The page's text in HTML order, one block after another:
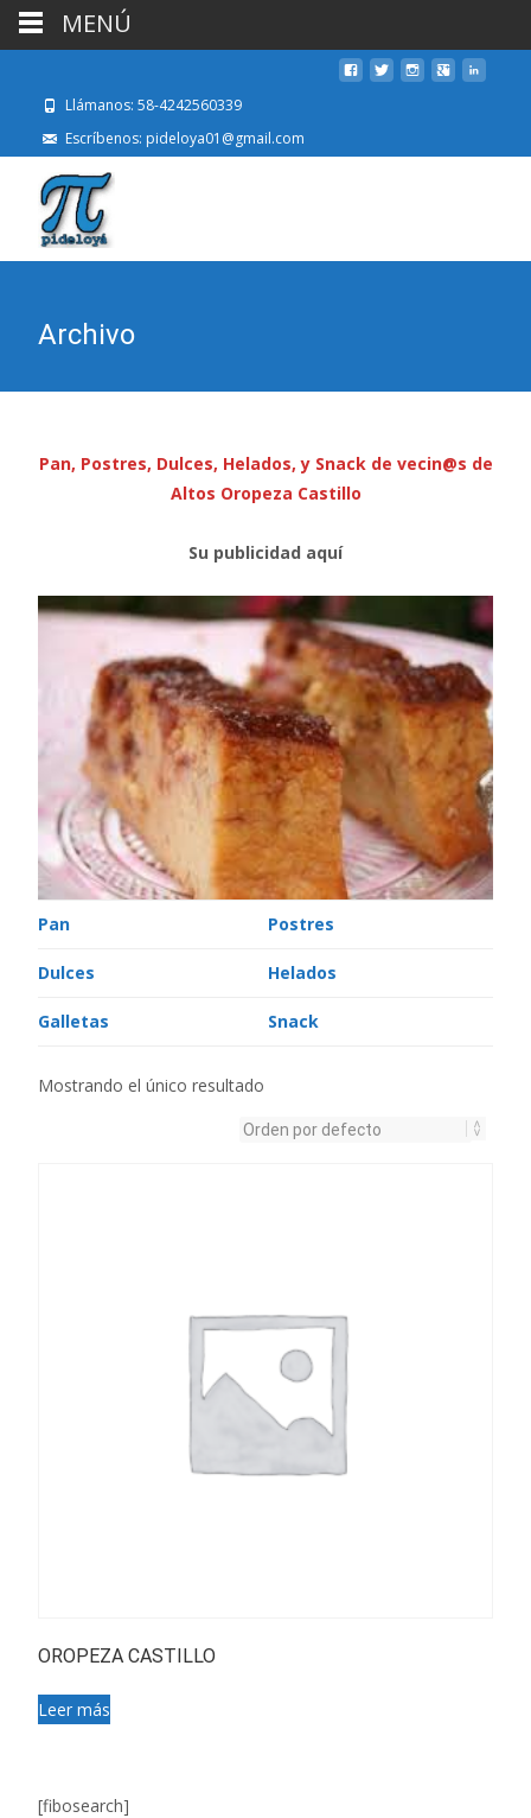
Llámanos: 58-4242560339
Escríbenos: pideloya01@gmail.com
Archivo
Pan, Postres, Dulces, Helados, y Snack de vecin@s de
Altos Oropeza Castillo
Su publicidad aquí
Pan Postres
Dulces Helados
Galletas Snack
Mostrando el único resultado
OROPEZA CASTILLO
Leer más
[fibosearch]
MENÚ